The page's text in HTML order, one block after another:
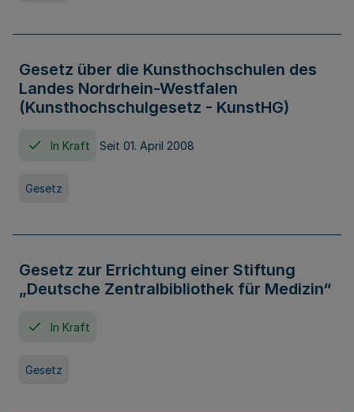
Gesetz über die Kunsthochschulen des
Landes Nordrhein-Westfalen
(Kunsthochschulgesetz - KunstHG)
In Kraft Seit 01. April 2008
Gesetz
Gesetz zur Errichtung einer Stiftung
„Deutsche Zentralbibliothek für Medizin“
In Kraft
Gesetz